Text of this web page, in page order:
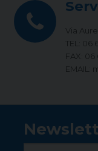
Via
TEL: 06
FAX: 06
EMAIL: